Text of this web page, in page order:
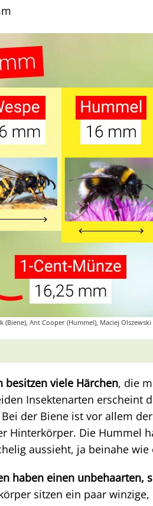
Ant Cooper (Hummel), Maciej
viele Härchen, die
Insektenarten erscheint
der Biene ist vor allem
Hinterkörper. Die Hummel
aussieht, ja beinahe
haben einen unbehaarten,
sitzen ein paar